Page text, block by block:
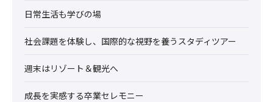
日常生活も学びの場
社会課題を体験し、国際的な視野を養うスタディツアー
週末はリゾート＆観光へ
成長を実感する卒業セレモニー